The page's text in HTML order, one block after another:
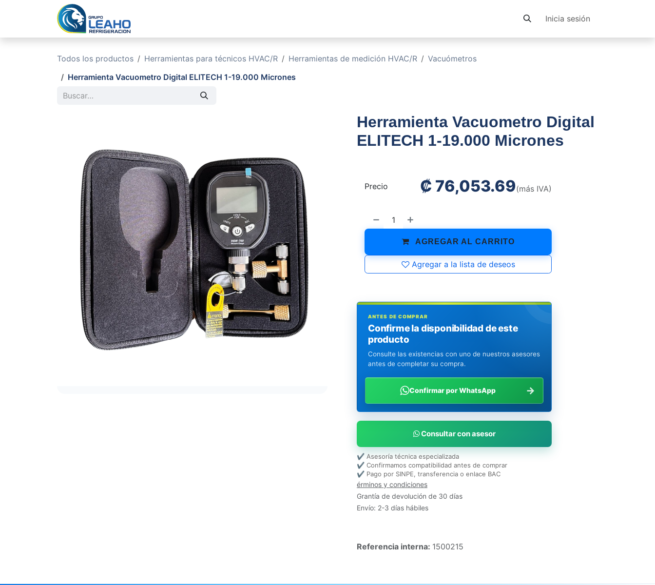
Inicia sesión
Todos los productos Herramientas para técnicos HVAC/R Herramientas de medición HVAC/R
Vacuómetros
Herramienta Vacuometro Digital ELITECH 1-19.000 Micrones
Herramienta Vacuometro Digital
ELITECH 1-19.000 Micrones
AGREGAR AL CARRITO
Agregar a la lista de deseos
Precio ₡ 76,053.69(más IVA)
ANTES DE COMPRAR
Confirme la disponibilidad de este
producto
Consulte las existencias con uno de nuestros asesores
antes de completar su compra.
Confirmar por WhatsApp →
Consultar con asesor
✔ Asesoría técnica especializada
✔ Confirmamos compatibilidad antes de comprar
✔ Pago por SINPE, transferencia o enlace BAC
érminos y condiciones
Grantía de devolución de 30 días
Envío: 2-3 días hábiles
Referencia interna: 1500215